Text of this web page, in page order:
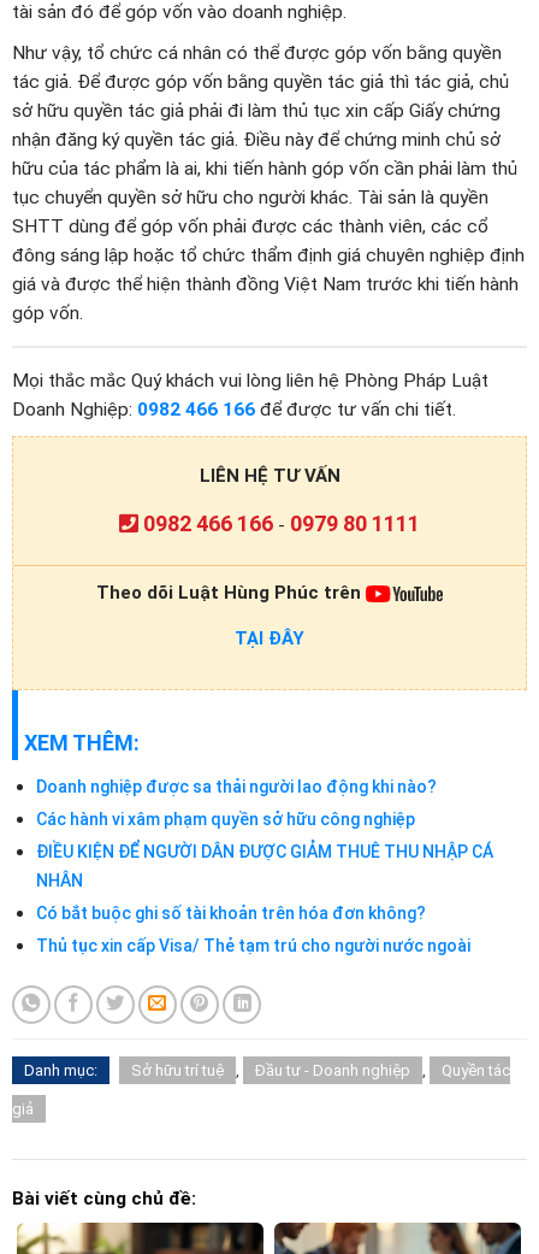
tài sản đó để góp vốn vào doanh nghiệp.
Như vậy, tổ chức cá nhân có thể được góp vốn bằng quyền
tác giả. Để được góp vốn bằng quyền tác giả thì tác giả, chủ
sở hữu quyền tác giả phải đi làm thủ tục xin cấp Giấy chứng
nhận đăng ký quyền tác giả. Điều này để chứng minh chủ sở
hữu của tác phẩm là ai, khi tiến hành góp vốn cần phải làm thủ
tục chuyển quyền sở hữu cho người khác. Tài sản là quyền
SHTT dùng để góp vốn phải được các thành viên, các cổ
đông sáng lập hoặc tổ chức thẩm định giá chuyên nghiệp định
giá và được thể hiện thành đồng Việt Nam trước khi tiến hành
góp vốn.
Mọi thắc mắc Quý khách vui lòng liên hệ Phòng Pháp Luật
Doanh Nghiệp: 0982 466 166 để được tư vấn chi tiết.
LIÊN HỆ TƯ VẤN
0982 466 166 - 0979 80 1111
Theo dõi Luật Hùng Phúc trên
TẠI ĐÂY
XEM THÊM:
Doanh nghiệp được sa thải người lao động khi nào?
Các hành vi xâm phạm quyền sở hữu công nghiệp
ĐIỀU KIỆN ĐỂ NGƯỜI DÂN ĐƯỢC GIẢM THUÊ THU NHẬP CÁ
NHÂN
Có bắt buộc ghi số tài khoản trên hóa đơn không?
Thủ tục xin cấp Visa/ Thẻ tạm trú cho người nước ngoài
Danh mục: Sở hữu trí tuệ , Đầu tư - Doanh nghiệp , Quyền tác
giả
Bài viết cùng chủ đề: